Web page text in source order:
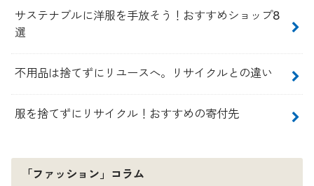
サステナブルに洋服を手放そう！おすすめショップ8
選
不用品は捨てずにリユースへ。リサイクルとの違い
服を捨てずにリサイクル！おすすめの寄付先
「ファッション」コラム